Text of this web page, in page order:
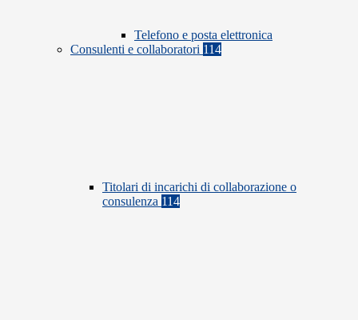
Telefono e posta elettronica
Consulenti e collaboratori 114
Titolari di incarichi di collaborazione o
consulenza 114